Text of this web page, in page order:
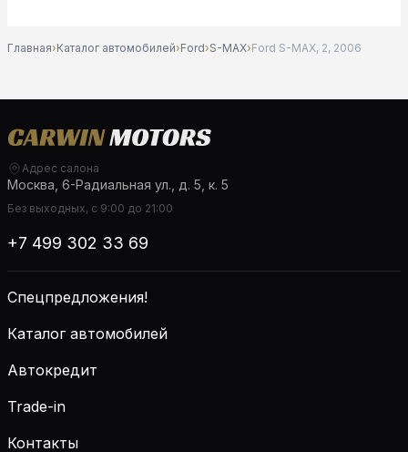
Главная›Каталог автомобилей›Ford›S-MAX›Ford S-MAX, 2, 2006
Адрес салона
Москва, 6-Радиальная ул., д. 5, к. 5
Без выходных, с 9:00 до 21:00
+7 499 302 33 69
Спецпредложения!
Каталог автомобилей
Автокредит
Trade-in
Контакты